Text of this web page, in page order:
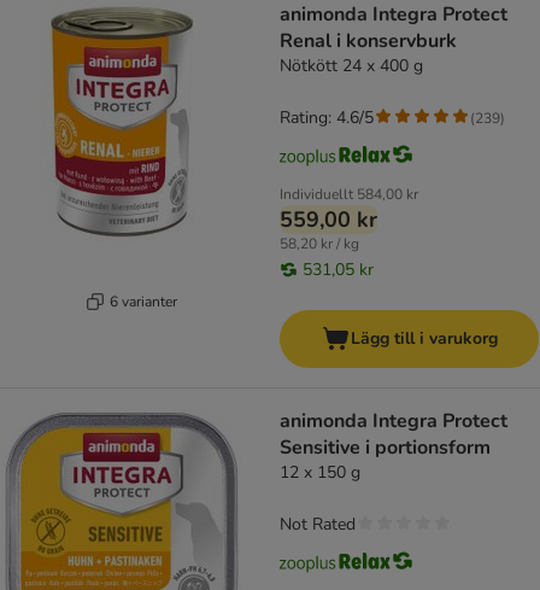
6 varianter
animonda Integra Protect
Renal i konservburk
Nötkött 24 x 400 g
Individuellt 584,00 kr
559,00 kr
58,20 kr / kg
531,05 kr
Rating: 4.6/5 (239)
Lägg till i varukorg
animonda Integra Protect
Sensitive i portionsform
12 x 150 g
Not Rated